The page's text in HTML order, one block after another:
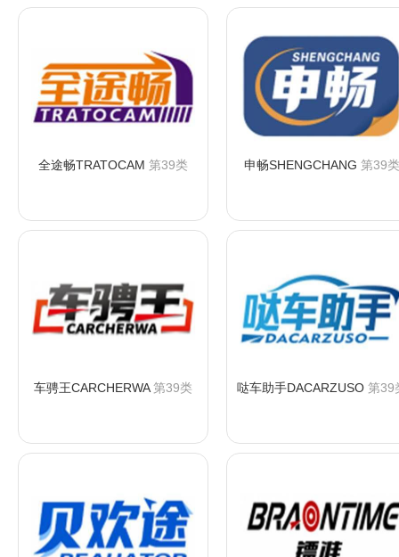
全途畅TRATOCAM 第39类 申畅SHENGCHANG 第39类
车骋王CARCHERWA第39类 哒车助手DACARZUSO第39